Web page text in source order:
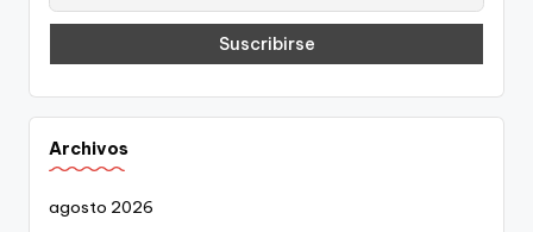
Archivos
agosto 2026